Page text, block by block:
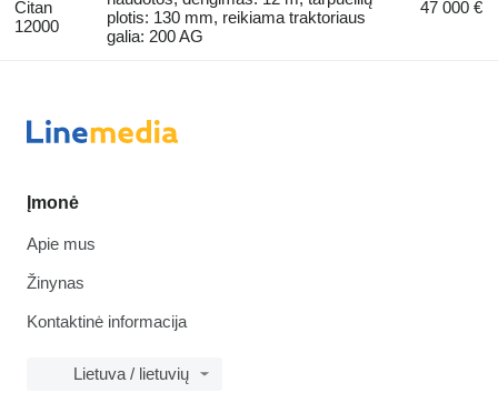
Citan
12000
plotis: 130 mm, reikiama traktoriaus
galia: 200 AG
47 000 €
Įmonė
Apie mus
Žinynas
Kontaktinė informacija
Lietuva / lietuvių